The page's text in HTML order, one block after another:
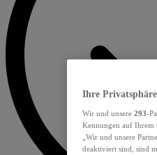
Ihre
Wir und unsere 293-
Kennungen auf Ihrem
„Wir und unsere
deaktiviert sind, sind